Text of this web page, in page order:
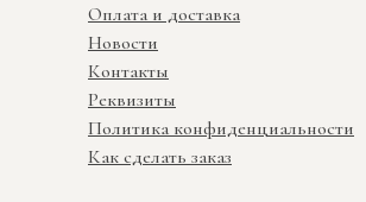
Оплата и доставка
Новости
Контакты
Реквизиты
Политика конфиденциальности
Как сделать заказ